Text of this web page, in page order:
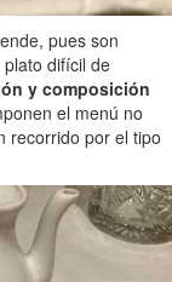
pues son
plato difícil de
y composición
el menú no
recorrido por el tipo